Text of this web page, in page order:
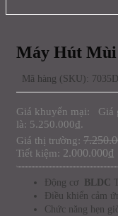
Máy Hút Mùi
Mã hàng (SKU):
Giá khuyến mại: Giá
là: 5.250.000₫.
Giá thị trường:
Tiết kiệm: 2.000.000₫
Động cơ BLDC
Điều khiển cảm
Chức năng hẹn